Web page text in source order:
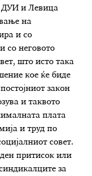
ДУИ и Левица
на
и со
со неговото
што исто така
кое ќе биде
закон
и таквото
плата
и труд по
совет.
притисок или
за